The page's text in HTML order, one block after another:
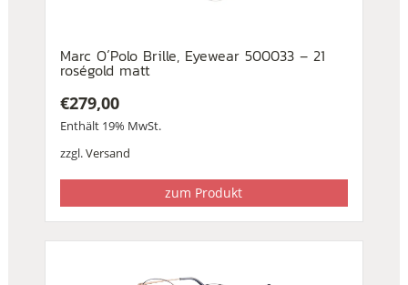
Marc O´Polo Brille, Eyewear 500033 – 21
roségold matt
€279,00
Enthält 19% MwSt.
zzgl.Versand
zum Produkt